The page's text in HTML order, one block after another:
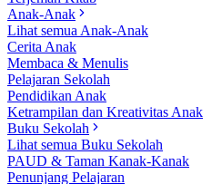
Anak-Anak
Lihat semua Anak-Anak
Cerita Anak
Membaca & Menulis
Pelajaran Sekolah
Pendidikan Anak
Ketrampilan dan Kreativitas Anak
Buku Sekolah
Lihat semua Buku Sekolah
PAUD & Taman Kanak-Kanak
Penunjang Pelajaran